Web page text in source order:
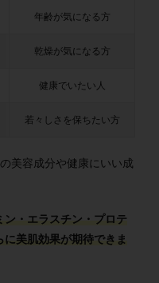
年齢が気になる方
乾燥が気になる方
健康でいたい人
若々しさを保ちたい方
美容成分や健康にいい成
ン・エラスチン・プロテ
美肌効果が期待できま